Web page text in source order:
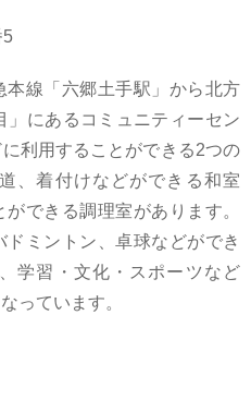
5
本線「六郷土手駅」から北方
」にあるコミュニティーセン
利用することができる2つの
、着付けなどができる和室
できる調理室があります。
ミントン、卓球などができ
学習・文化・スポーツなど
っています。